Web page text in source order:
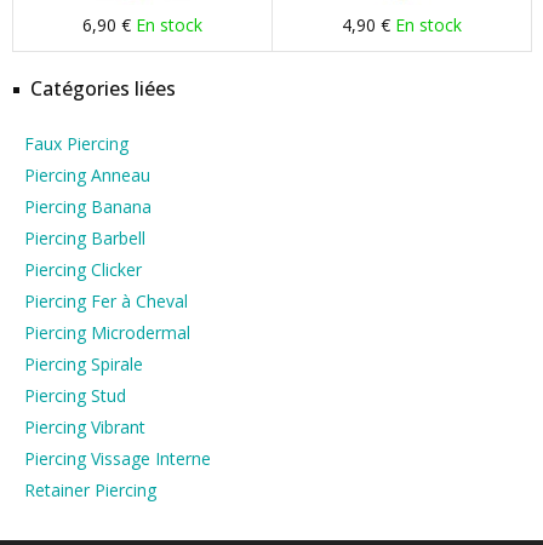
6,90 € En stock 4,90 € En stock
Catégories liées
Faux Piercing
Piercing Anneau
Piercing Banana
Piercing Barbell
Piercing Clicker
Piercing Fer à Cheval
Piercing Microdermal
Piercing Spirale
Piercing Stud
Piercing Vibrant
Piercing Vissage Interne
Retainer Piercing